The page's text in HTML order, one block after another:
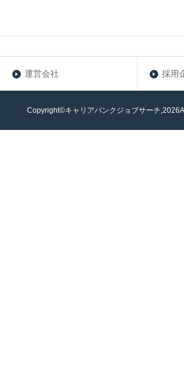
運営会社 採用
Copyright©キャリアバンクジョブサーチ